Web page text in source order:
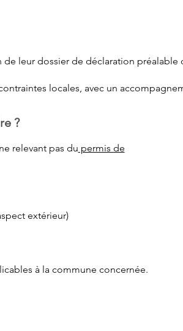
leur dossier de déclaration préalable
locales, avec un
?
relevant pas du permis de
extérieur)
à la commune concernée.